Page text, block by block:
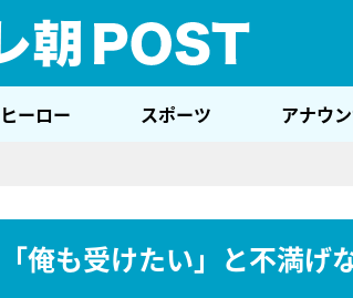
ーロー スポーツ アナウ
俺も受けたい」と不満げ